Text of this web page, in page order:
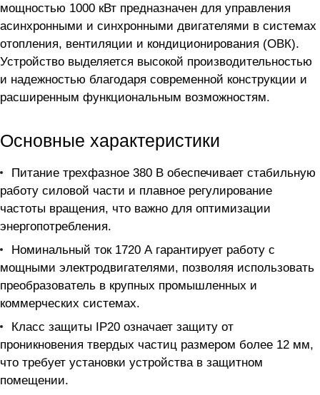
мощностью 1000 кВт предназначен для управления
асинхронными и синхронными двигателями в системах
отопления, вентиляции и кондиционирования (ОВК).
Устройство выделяется высокой производительностью
и надежностью благодаря современной конструкции и
расширенным функциональным возможностям.
Основные характеристики
Питание трехфазное 380 В обеспечивает стабильную
работу силовой части и плавное регулирование
частоты вращения, что важно для оптимизации
энергопотребления.
Номинальный ток 1720 А гарантирует работу с
мощными электродвигателями, позволяя использовать
преобразователь в крупных промышленных и
коммерческих системах.
Класс защиты IP20 означает защиту от
проникновения твердых частиц размером более 12 мм,
что требует установки устройства в защитном
помещении.